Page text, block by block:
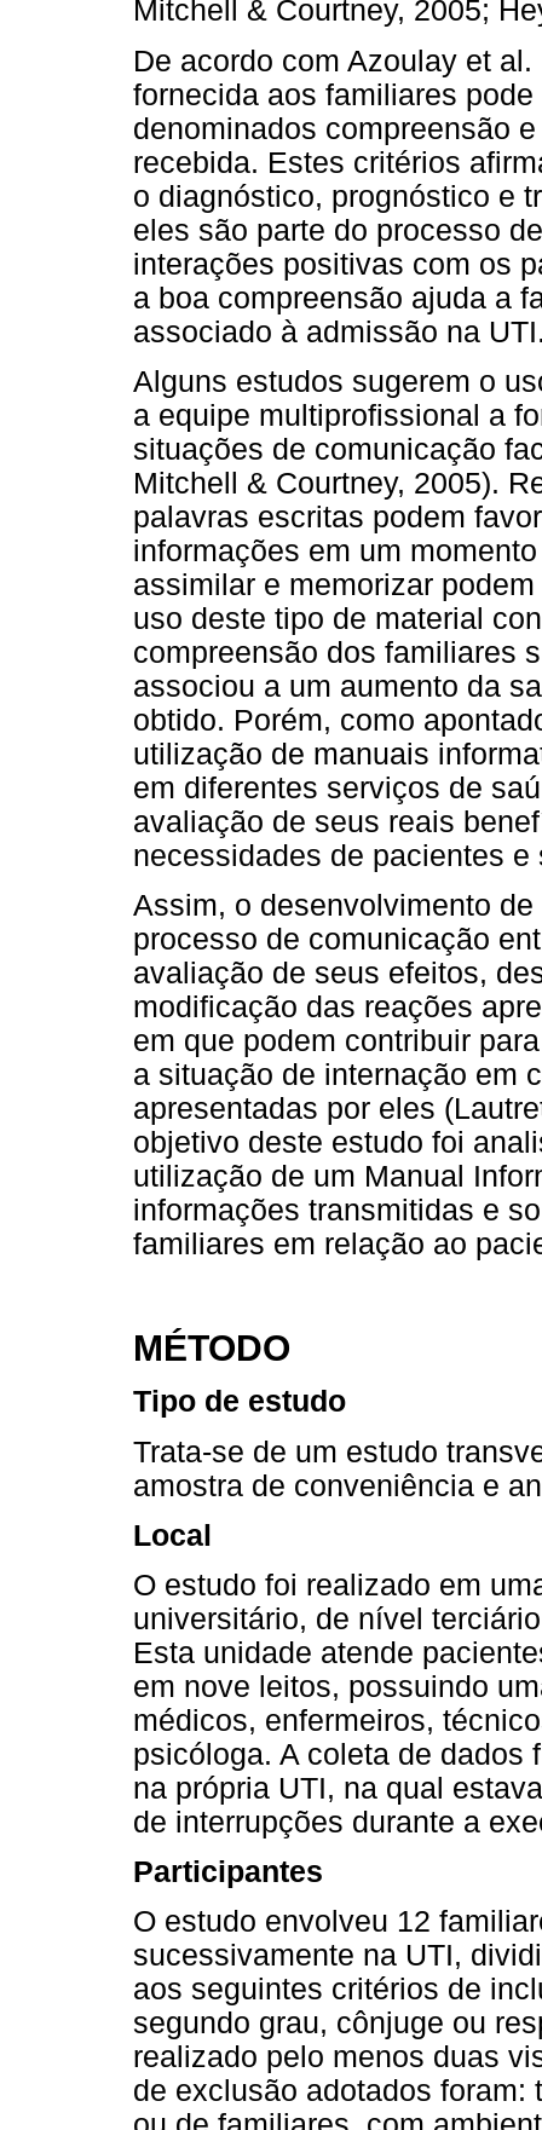
Mitchell & Courtney, 2005;
De acordo com Azoulay et
fornecida aos familiares
denominados compreensão
recebida. Estes critérios
o diagnóstico, prognóstico e
eles são parte do processo
interações positivas com os
a boa compreensão ajuda a
associado à admissão na
Alguns estudos sugerem o
a equipe multiprofissional a
situações de comunicação
Mitchell & Courtney, 2005).
palavras escritas podem
informações em um
assimilar e memorizar
uso deste tipo de material
compreensão dos familiares
associou a um aumento da
obtido. Porém, como
utilização de manuais
em diferentes serviços de
avaliação de seus reais
necessidades de pacientes e
Assim, o desenvolvimento
processo de comunicação
avaliação de seus efeitos,
modificação das reações
em que podem contribuir
a situação de internação em
apresentadas por eles
objetivo deste estudo foi
utilização de um Manual
informações transmitidas e
familiares em relação ao
MÉTODO
Tipo de estudo
Trata-se de um estudo
amostra de conveniência e
Local
O estudo foi realizado em
universitário, de nível
Esta unidade atende
em nove leitos, possuindo
médicos, enfermeiros,
psicóloga. A coleta de dados
na própria UTI, na qual
de interrupções durante a
Participantes
O estudo envolveu 12
sucessivamente na UTI,
aos seguintes critérios de
segundo grau, cônjuge ou
realizado pelo menos duas
de exclusão adotados